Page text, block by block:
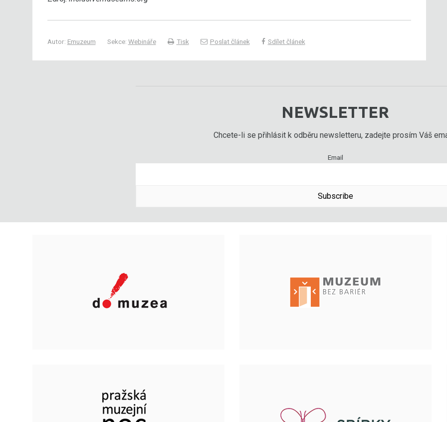
Autor: Emuzeum Sekce: Webináře Tisk Poslat článek Sdílet článek
NEWSLETTER
Chcete-li se přihlásit k odběru newsletteru, zadejte prosím Váš
Email
Subscribe